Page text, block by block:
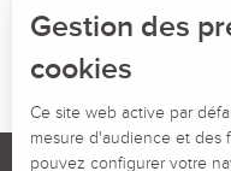
Gestion des
cookies
Ce site web active par
mesure d'audience et des
pouvez configurer votre